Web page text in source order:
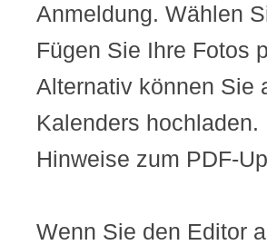
Anmeldung. Wählen
Fügen Sie Ihre Fotos
Alternativ können Sie
Kalenders
Hinweise zum PDF-
Wenn Sie den Editor